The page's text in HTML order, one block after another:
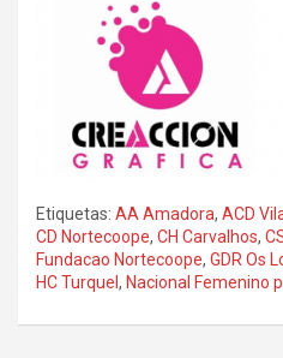
Etiquetas: AA Amadora, ACD
CD Nortecoope, CH Carvalhos,
Fundacao Nortecoope, GDR Os
HC Turquel, Nacional Femenino